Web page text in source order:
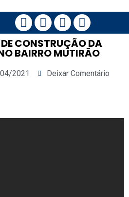
CONSTRUÇÃO DA
BAIRRO MUTIRÃO
2021 Deixar Comentário